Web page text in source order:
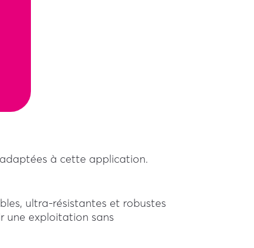
à cette application.
ultra-résistantes et robustes
une exploitation sans